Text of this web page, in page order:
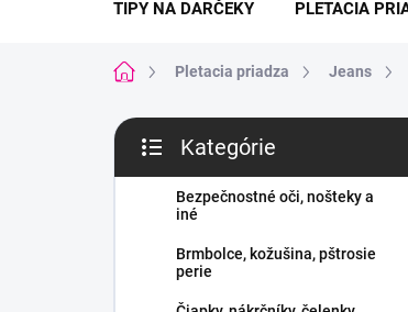
TIPY NA DARČEKY PLETACIA
DomovPletacia priadza Jeans
B
č
kategórie
Kategórie
Bezpečnostné oči, nošteky a
iné
Brmbolce, kožušina, pštrosie
perie